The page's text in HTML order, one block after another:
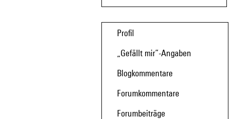
Profil
„Gefällt mir”-Angaben
Blogkommentare
Forumkommentare
Forumbeiträge